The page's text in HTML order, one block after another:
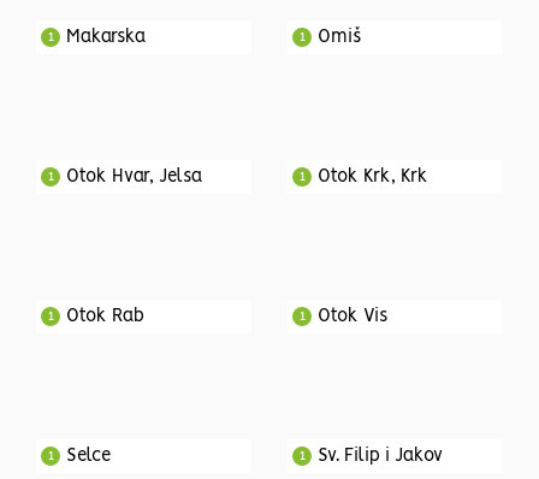
Makarska
1 Omiš
1
Otok Hvar, Jelsa
1 Otok Krk, Krk
1
Otok Rab
1 Otok Vis
1
Selce
1 Sv. Filip i Jakov
1